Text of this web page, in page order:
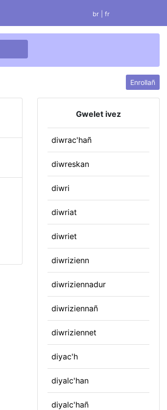
br | fr
Enrollañ
Gwelet ivez
diwrac'hañ
diwreskan
diwri
diwriat
diwriet
diwrizienn
diwriziennadur
diwriziennañ
diwriziennet
diyac'h
diyalc'han
diyalc'hañ